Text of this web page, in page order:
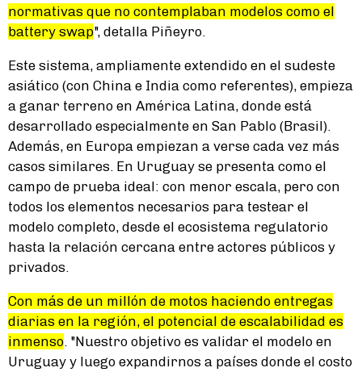
normativas que no contemplaban modelos como el
battery swap", detalla Piñeyro.
Este sistema, ampliamente extendido en el sudeste
asiático (con China e India como referentes), empieza
a ganar terreno en América Latina, donde está
desarrollado especialmente en San Pablo (Brasil).
Además, en Europa empiezan a verse cada vez más
casos similares. En Uruguay se presenta como el
campo de prueba ideal: con menor escala, pero con
todos los elementos necesarios para testear el
modelo completo, desde el ecosistema regulatorio
hasta la relación cercana entre actores públicos y
privados.
Con más de un millón de motos haciendo entregas
diarias en la región, el potencial de escalabilidad es
inmenso . "Nuestro objetivo es validar el modelo en
Uruguay y luego expandirnos a países donde el costo